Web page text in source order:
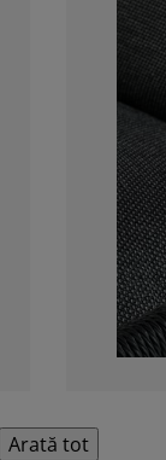
Arată tot